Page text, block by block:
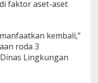
faktor aset-aset
kembali,”
roda 3
Lingkungan